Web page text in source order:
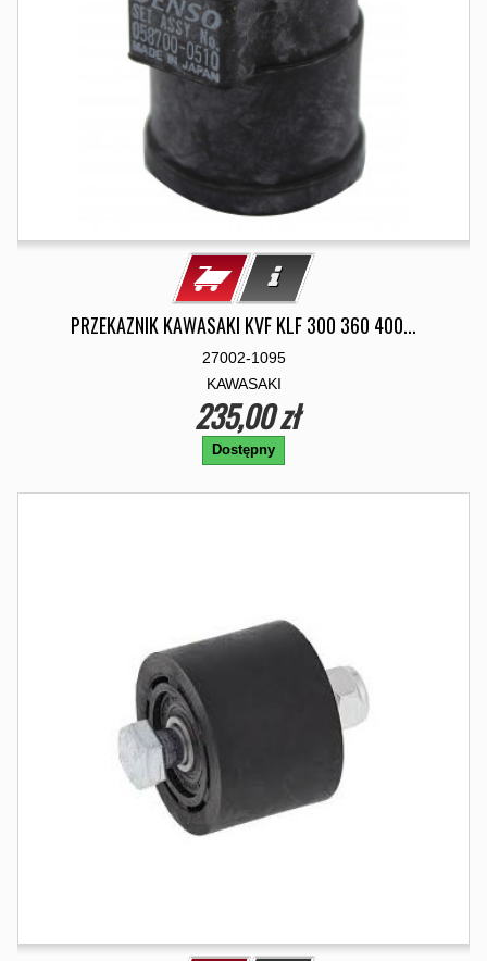
PRZEKAZNIK KAWASAKI KVF KLF 300 360 400...
27002-1095
KAWASAKI
235,00 zł
Dostępny